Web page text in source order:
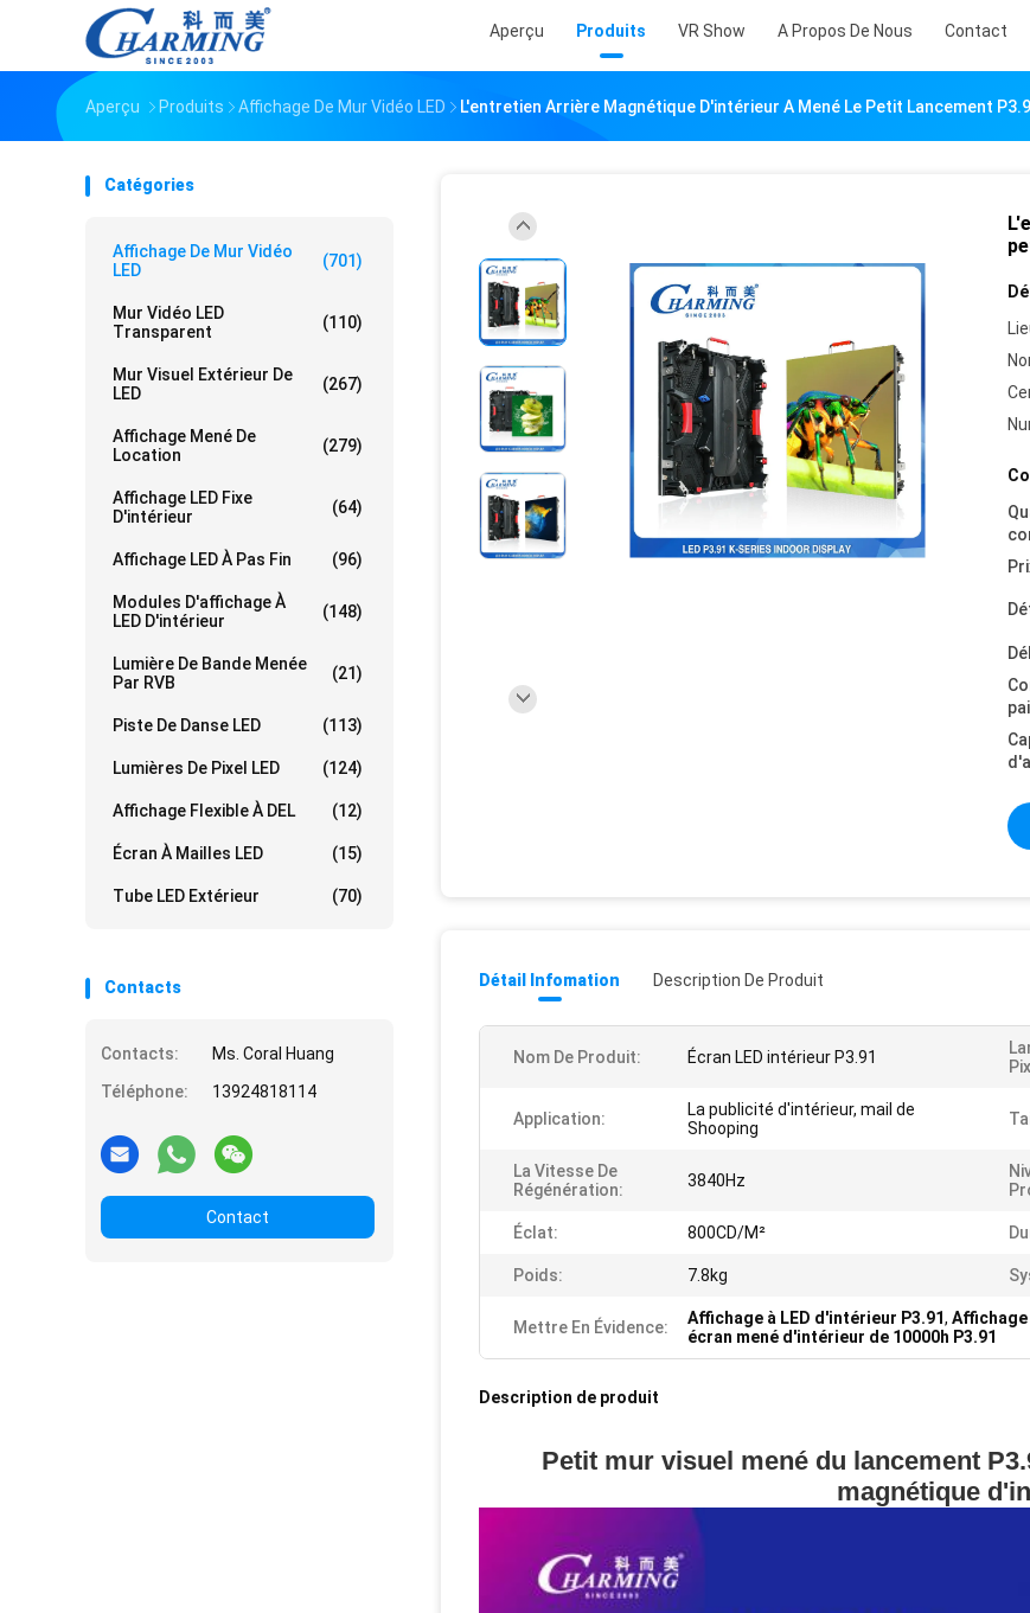
Aperçu Produits VR Show A Propos De Nous Contact
Aperçu Produits Affichage De Mur Vidéo LED L'entretien Arrière Magnétique D'intérieur A Mené Le Petit Lancement
Catégories
Affichage De Mur Vidéo
LED
(701)
Mur Vidéo LED
Transparent
(110)
Mur Visuel Extérieur De
LED
(267)
Affichage Mené De
Location
(279)
Affichage LED Fixe
D'intérieur
(64)
Affichage LED À Pas Fin (96)
Modules D'affichage À
LED D'intérieur
(148)
Lumière De Bande Menée
Par RVB
(21)
Piste De Danse LED (113)
Lumières De Pixel LED (124)
Affichage Flexible À DEL (12)
Écran À Mailles LED (15)
Tube LED Extérieur (70)
Contacts
Contacts:
Ms. Coral Huang
Téléphone:
13924818114
Contact
Détail Infomation Description De Produit
Nom De Produit: Écran LED intérieur P3.91
Application:
La publicité d'intérieur, mail de
Shooping
La Vitesse De
Régénération:
3840Hz
Éclat: 800CD/M²
Poids: 7.8kg
Mettre En Évidence: Affichage à LED d'intérieur P3.91, Affichage
écran mené d'intérieur de 10000h P3.91
Description de produit
Petit mur visuel mené du lancement
magnétique